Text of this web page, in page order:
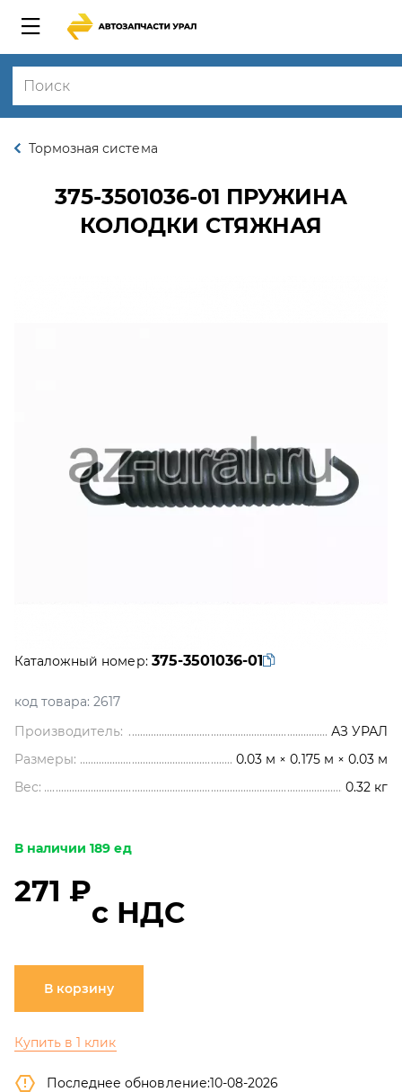
Тормозная система
375-3501036-01 ПРУЖИНА
КОЛОДКИ СТЯЖНАЯ
Каталожный номер: 375-3501036-01
код товара: 2617
Производитель:
АЗ УРАЛ
Размеры:
0.03 м × 0.175 м × 0.03 м
Вес:
0.32 кг
В наличии 189 ед
271 ₽
с НДС
В корзину
Купить в 1 клик
Последнее обновление:10-08-2026